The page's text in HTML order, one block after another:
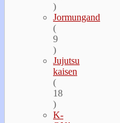
)
Jormungand
(
9
)
Jujutsu
kaisen
(
18
)
K-